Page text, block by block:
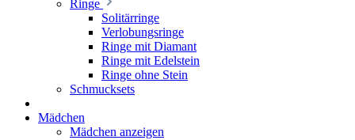
Ringe
Solitärringe
Verlobungsringe
Ringe mit Diamant
Ringe mit Edelstein
Ringe ohne Stein
Schmucksets
Mädchen
Mädchen anzeigen